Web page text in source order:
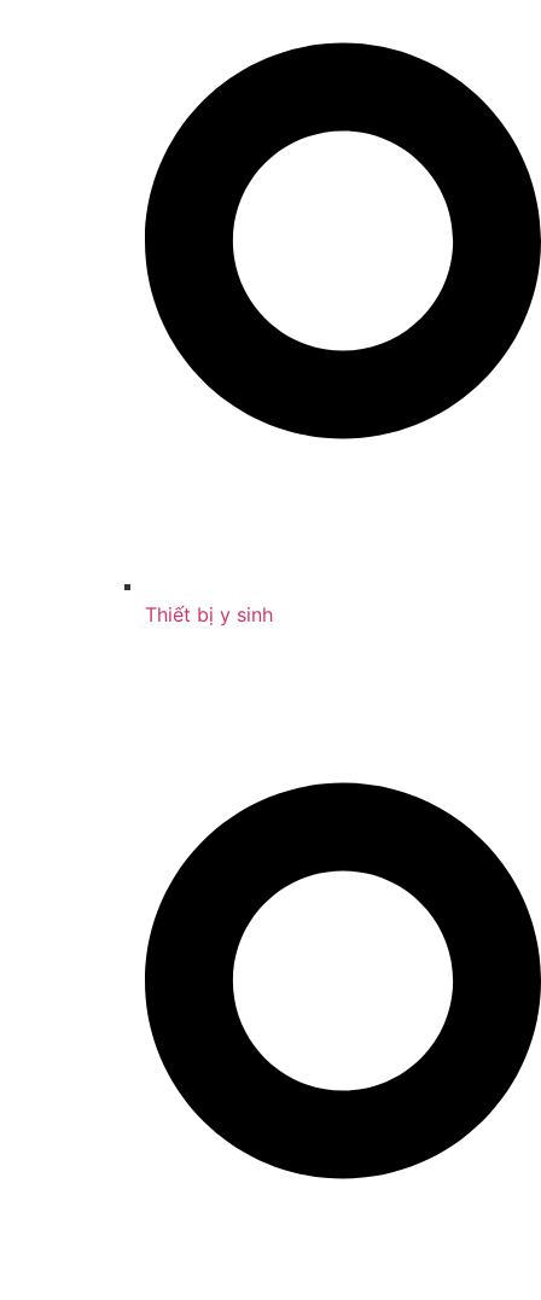
Thiết bị y sinh